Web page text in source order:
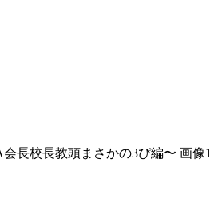
長校長教頭まさかの3ぴ編〜 画像1